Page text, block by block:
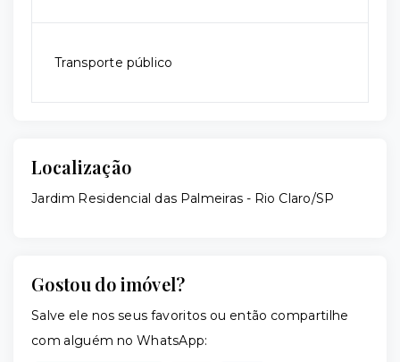
Transporte público
Localização
Jardim Residencial das Palmeiras - Rio Claro/SP
Gostou do imóvel?
Salve ele nos seus favoritos ou então compartilhe
com alguém no WhatsApp: